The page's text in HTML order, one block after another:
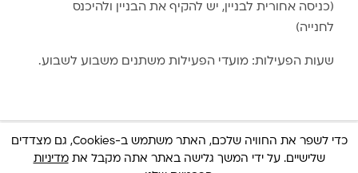
גברים
LA LUNA HOME
צור קשר
טבלת מידות טבעות
Community Club
(כניסה אחורית לבניין, יש להקיף את הבניין ולהיכנס
לחנייה)
שעות הפעילות: מועדי הפעילות משתנים משבוע לשבוע.
© כל הזכויות שמורות 2025 Built By IWP
כדי לשפר את החוויה שלכם, האתר משתמש ב-Cookies, גם מצדדים
שלישיים. על ידי המשך גלישה באתר אתה מקבל אתמדיניות